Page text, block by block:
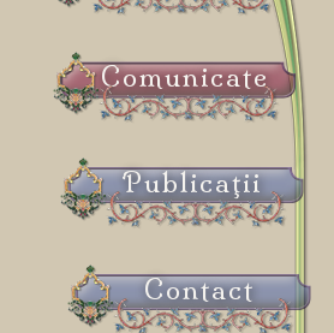
Comunicate
Publicaţii
Contact